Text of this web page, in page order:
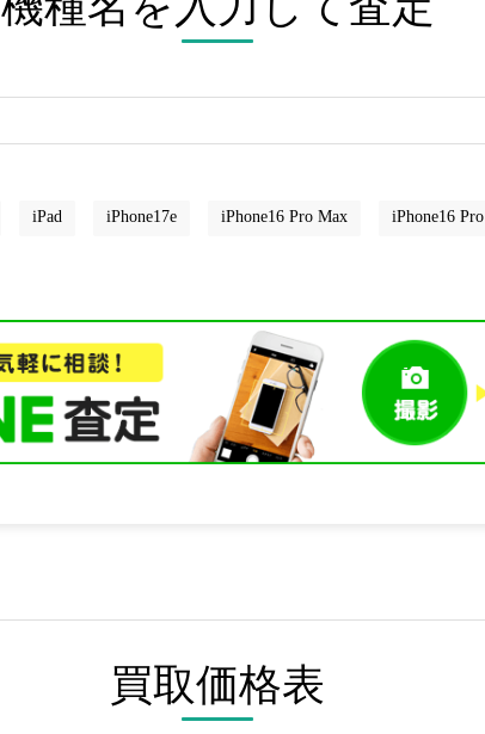
iPad iPhone17e iPhone16 Pro Max iPhone16 Pro
買取価格表